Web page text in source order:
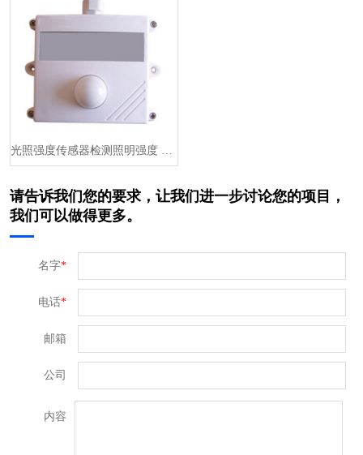
请告诉我们您的要求，让我们进一步讨论您的项目，
我们可以做得更多。
名字*
电话*
邮箱
公司
内容